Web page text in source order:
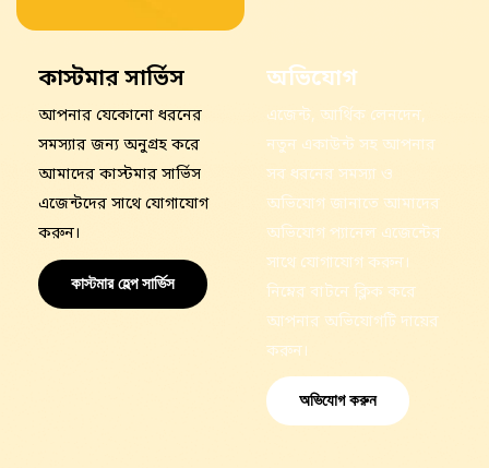
কাস্টমার সার্ভিস
আপনার যেকোনো ধরনের
সমস্যার জন্য অনুগ্রহ করে
আমাদের কাস্টমার সার্ভিস
এজেন্টদের সাথে যোগাযোগ
করুন।
কাস্টমার হেল্প সার্ভিস
অভিযোগ
এজেন্ট, আর্থিক লেনদেন,
নতুন একাউন্ট সহ আপনার
সব ধরনের সমস্যা ও
অভিযোগ জানাতে আমাদের
অভিযোগ প্যানেল এজেন্টের
সাথে যোগাযোগ করুন।
নিম্নের বাটনে ক্লিক করে
আপনার অভিযোগটি দায়ের
করুন।
অভিযোগ করুন